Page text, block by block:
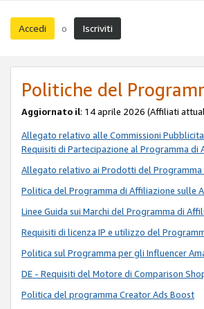
Accedi o Iscriviti
Politiche del
Aggiornato il: 14 aprile 2026 (Affiliati
Allegato relativo alle Commissioni
Requisiti di Partecipazione al Programma di
Allegato relativo ai Prodotti del Programma
Politica del Programma di Affiliazione sulle
Linee Guida sui Marchi del Programma di
Requisiti di licenza IP e utilizzo del
Politica sul Programma per gli Influencer
DE - Requisiti del Motore di Comparison
Politica del programma Creator Ads Boost